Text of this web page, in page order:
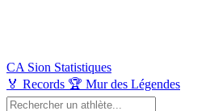
CA Sion Statistiques
🏅 Records 🏆 Mur des Légendes